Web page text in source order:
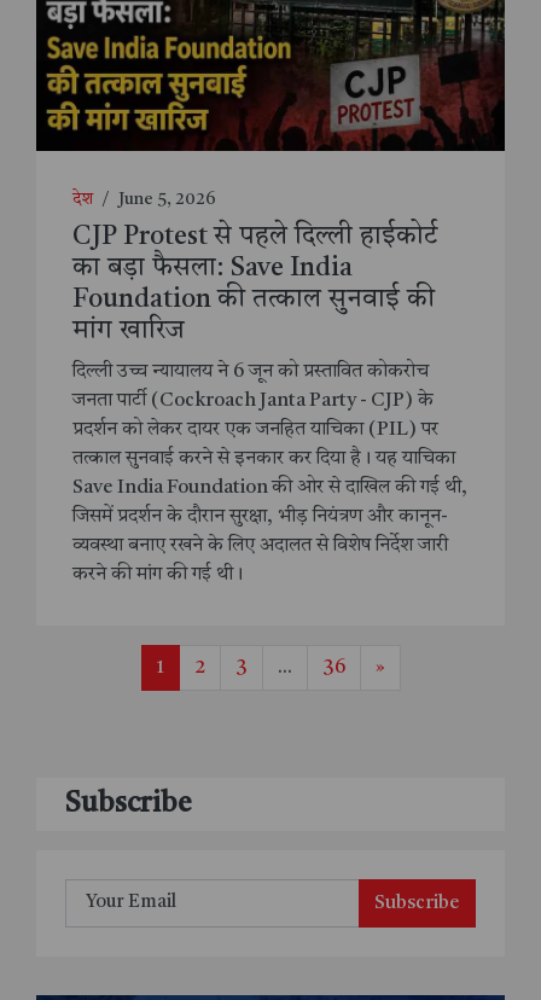
देश / June 5, 2026
CJP Protest से पहले दिल्ली हाईकोर्ट
का बड़ा फैसला: Save India
Foundation की तत्काल सुनवाई की
मांग खारिज
दिल्ली उच्च न्यायालय ने 6 जून को प्रस्तावित कोकरोच
जनता पार्टी (Cockroach Janta Party - CJP) के
प्रदर्शन को लेकर दायर एक जनहित याचिका (PIL) पर
तत्काल सुनवाई करने से इनकार कर दिया है। यह याचिका
Save India Foundation की ओर से दाखिल की गई थी,
जिसमें प्रदर्शन के दौरान सुरक्षा, भीड़ नियंत्रण और कानून-
व्यवस्था बनाए रखने के लिए अदालत से विशेष निर्देश जारी
करने की मांग की गई थी।
1 2 3 ... 36 »
Subscribe
Subscribe